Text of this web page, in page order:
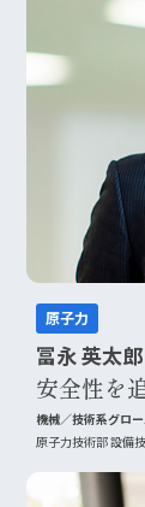
原子力
冨永 英太郎
安全性を
機械／技術系グロ
原子力技術部 設備